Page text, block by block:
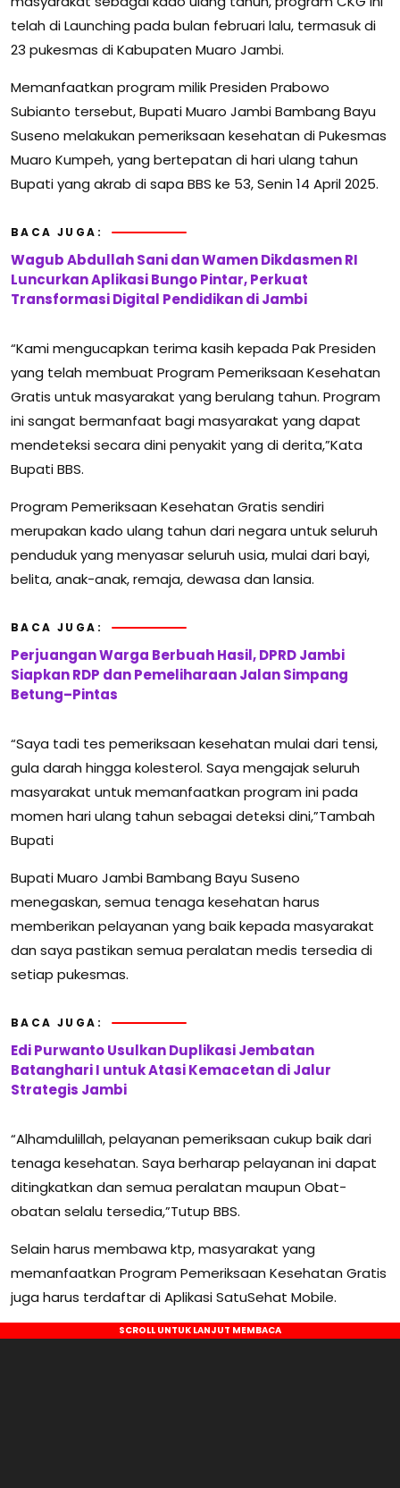
telah di Launching pada bulan februari lalu, termasuk di
23 pukesmas di Kabupaten Muaro Jambi.
Memanfaatkan program milik Presiden Prabowo
Subianto tersebut, Bupati Muaro Jambi Bambang Bayu
Suseno melakukan pemeriksaan kesehatan di Pukesmas
Muaro Kumpeh, yang bertepatan di hari ulang tahun
Bupati yang akrab di sapa BBS ke 53, Senin 14 April 2025.
BACA JUGA:
Wagub Abdullah Sani dan Wamen Dikdasmen RI
Luncurkan Aplikasi Bungo Pintar, Perkuat
Transformasi Digital Pendidikan di Jambi
“Kami mengucapkan terima kasih kepada Pak Presiden
yang telah membuat Program Pemeriksaan Kesehatan
Gratis untuk masyarakat yang berulang tahun. Program
ini sangat bermanfaat bagi masyarakat yang dapat
mendeteksi secara dini penyakit yang di derita,”Kata
Bupati BBS.
Program Pemeriksaan Kesehatan Gratis sendiri
merupakan kado ulang tahun dari negara untuk seluruh
penduduk yang menyasar seluruh usia, mulai dari bayi,
belita, anak-anak, remaja, dewasa dan lansia.
BACA JUGA:
Perjuangan Warga Berbuah Hasil, DPRD Jambi
Siapkan RDP dan Pemeliharaan Jalan Simpang
Betung–Pintas
“Saya tadi tes pemeriksaan kesehatan mulai dari tensi,
gula darah hingga kolesterol. Saya mengajak seluruh
masyarakat untuk memanfaatkan program ini pada
momen hari ulang tahun sebagai deteksi dini,”Tambah
Bupati
Bupati Muaro Jambi Bambang Bayu Suseno
menegaskan, semua tenaga kesehatan harus
memberikan pelayanan yang baik kepada masyarakat
dan saya pastikan semua peralatan medis tersedia di
setiap pukesmas.
BACA JUGA:
Edi Purwanto Usulkan Duplikasi Jembatan
Batanghari I untuk Atasi Kemacetan di Jalur
Strategis Jambi
“Alhamdulillah, pelayanan pemeriksaan cukup baik dari
tenaga kesehatan. Saya berharap pelayanan ini dapat
ditingkatkan dan semua peralatan maupun Obat-
obatan selalu tersedia,”Tutup BBS.
Selain harus membawa ktp, masyarakat yang
memanfaatkan Program Pemeriksaan Kesehatan Gratis
juga harus terdaftar di Aplikasi SatuSehat Mobile.